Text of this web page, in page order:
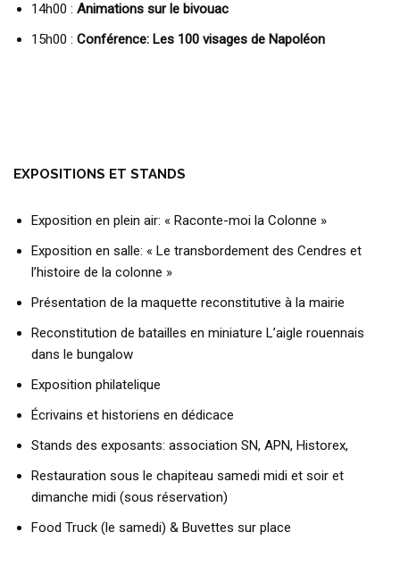
14h00 : Animations sur le bivouac
15h00 : Conférence: Les 100 visages de Napoléon
EXPOSITIONS ET STANDS
Exposition en plein air: « Raconte-moi la Colonne »
Exposition en salle: « Le transbordement des Cendres et
l’histoire de la colonne »
Présentation de la maquette reconstitutive à la mairie
Reconstitution de batailles en miniature L’aigle rouennais
dans le bungalow
Exposition philatelique
Écrivains et historiens en dédicace
Stands des exposants: association SN, APN, Historex,
Restauration sous le chapiteau samedi midi et soir et
dimanche midi (sous réservation)
Food Truck (le samedi) & Buvettes sur place